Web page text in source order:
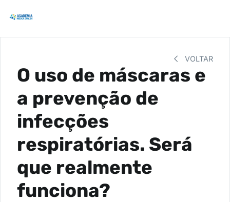
VOLTAR
O uso de máscaras e
a prevenção de
infecções
respiratórias. Será
que realmente
funciona?